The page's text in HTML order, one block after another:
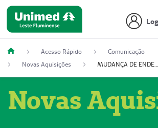
Acesso Rápido
Comunicação
Novas Aquisições
MUDANÇA DE ENDEREÇO - DIAGITAB SERVIÇOS MÉDICOS LTDA (54003267-5)
Novas